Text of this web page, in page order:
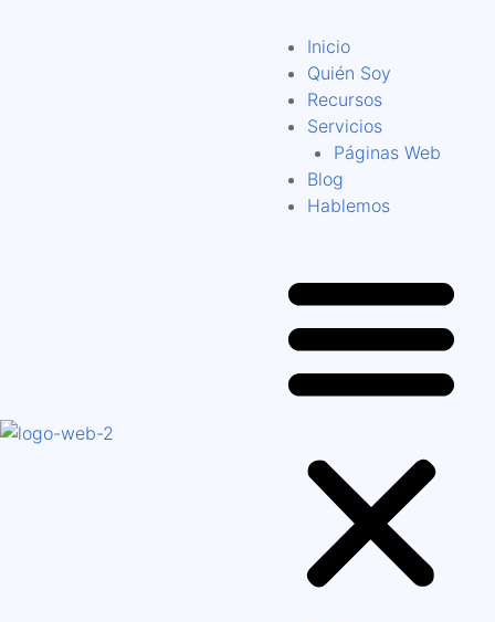
Inicio
Quién Soy
Recursos
Servicios
Páginas Web
Blog
Hablemos